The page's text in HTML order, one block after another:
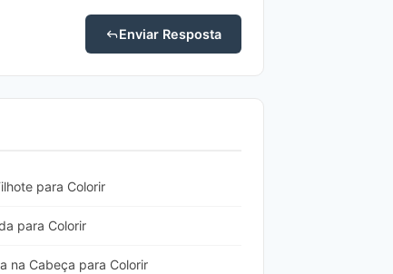
Enviar Resposta
para Colorir
para Colorir
na Cabeça para Colorir